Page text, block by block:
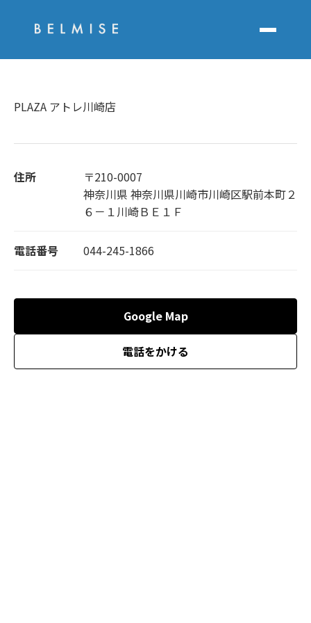
PLAZA アトレ川崎店
住所
〒210-0007
神奈川県 神奈川県川崎市川崎区駅前本町２
６－１川崎ＢＥ１Ｆ
電話番号 044-245-1866
Google Map
電話をかける